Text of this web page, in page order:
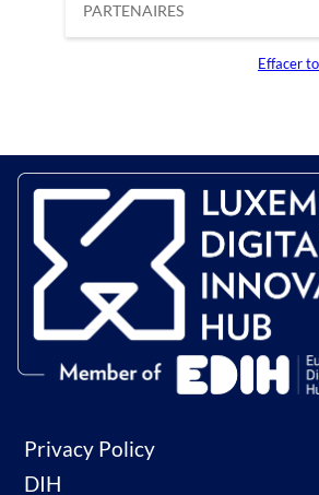
PARTENAIRES
Effacer
Privacy Policy
DIH